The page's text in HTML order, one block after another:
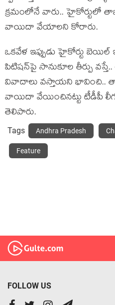
క్ర‌మంలోనే వారు.. హైకోర్టులో
వాయిదా వేయాల‌ని కోరారు.
ఒక‌వేళ ఇప్పుడు హైకోర్టు బెయిల్
పిటిష‌న్‌పై సానుకూల తీర్పు
వివాదాలు వ‌స్తాయ‌ని భావించి..
వాయిదా వేయించిన‌ట్టు టీడీపీ
తెలిపారు.
Tags Andhra Pradesh
Feature
FOLLOW US